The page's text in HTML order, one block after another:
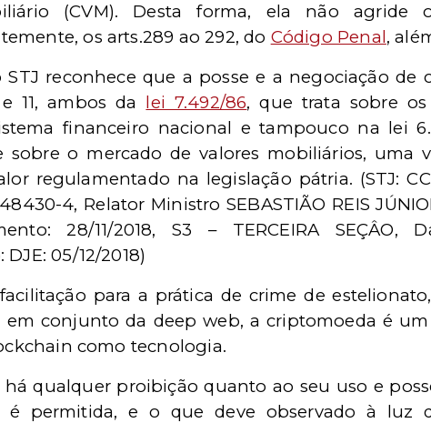
(CVM). Desta forma, ela não agride
os arts.289 ao 292, do Código Penal,
STJ reconhece que a posse e a negociação
11, ambos da lei 7.492/86, que trata sobre os
financeiro nacional e tampouco na lei
sobre o mercado de valores mobiliários, uma
regulamentado na legislação pátria. (STJ: CC:
4, Relator Ministro SEBASTIÃO REIS
28/11/2018, S3 – TERCEIRA SEÇÂO,
05/12/2018)
para a prática de crime de
conjunto da deep web, a criptomoeda é
como tecnologia.
há qualquer proibição quanto ao seu uso e
é permitida, e o que deve observado à luz